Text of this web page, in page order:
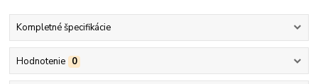
Kompletné špecifikácie
Hodnotenie 0